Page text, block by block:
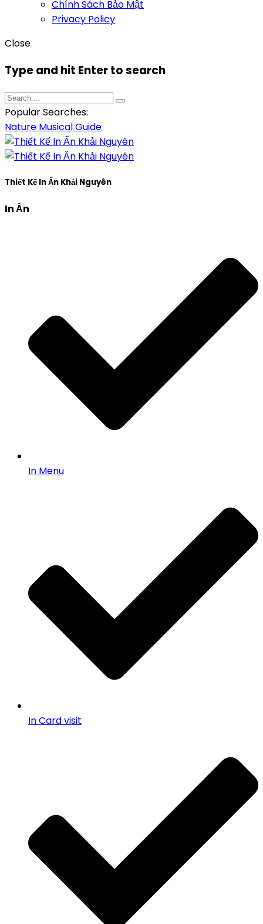
Chính Sách Bảo Mật
Privacy Policy
Close
Type and hit Enter to search
Popular Searches:
Nature MusicalGuide
Thiết Kế In Ấn Khải Nguyên
In Ấn
In Menu
In Card visit